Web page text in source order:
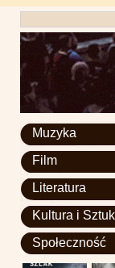
Muzyka
Film
Literatura
Kultura i
Społeczność